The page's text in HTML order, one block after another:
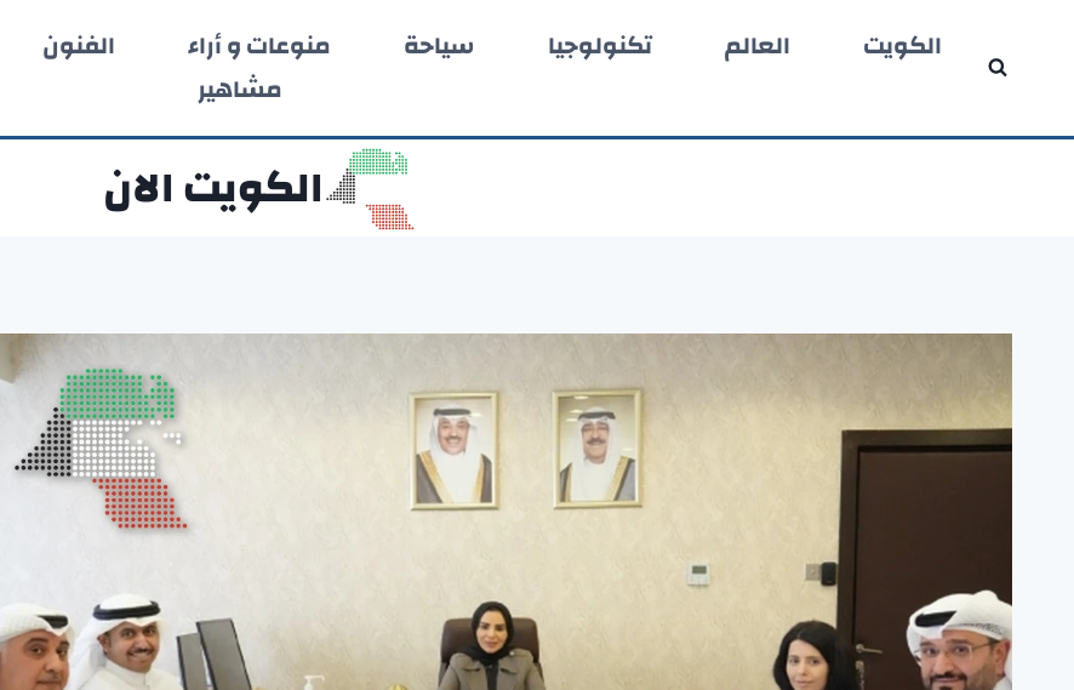
المحتوى
الكويت العالم تكنولوجيا سياحة منوعات و أراء الفنون
مشاهير
الكويت الان